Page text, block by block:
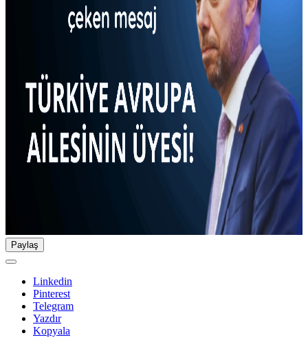
Paylaş
Linkedin
Pinterest
Telegram
Yazdır
Kopyala